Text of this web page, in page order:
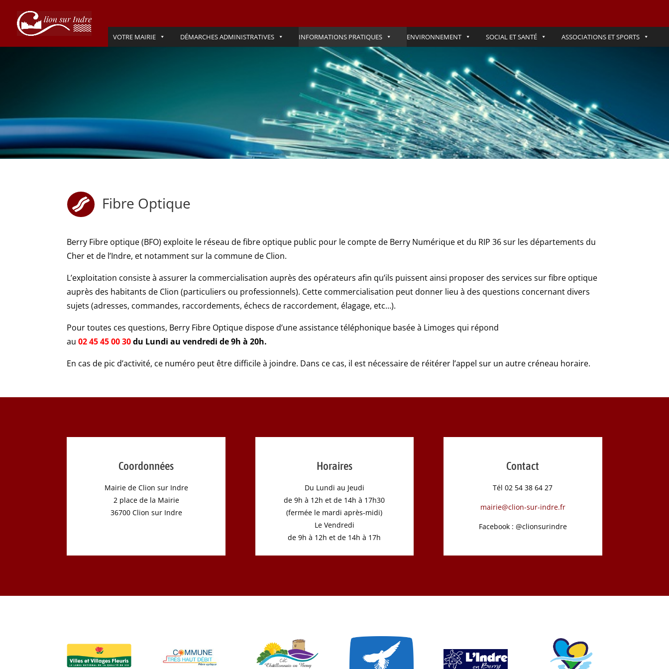
VOTRE MAIRIE DÉMARCHES ADMINISTRATIVES INFORMATIONS PRATIQUES ENVIRONNEMENT SOCIAL ET SANTÉ ASSOCIATIONS ET SPORTS
 Fibre Optique
Berry Fibre optique (BFO) exploite le réseau de fibre optique public pour le compte de Berry Numérique et du RIP 36 sur les départements du
Cher et de l’Indre, et notamment sur la commune de Clion.
L’exploitation consiste à assurer la commercialisation auprès des opérateurs afin qu’ils puissent ainsi proposer des services sur fibre optique
auprès des habitants de Clion (particuliers ou professionnels). Cette commercialisation peut donner lieu à des questions concernant divers
sujets (adresses, commandes, raccordements, échecs de raccordement, élagage, etc…).
Pour toutes ces questions, Berry Fibre Optique dispose d’une assistance téléphonique basée à Limoges qui répond
au02 45 45 00 30 du Lundi au vendredi de 9h à 20h.
En cas de pic d’activité, ce numéro peut être difficile à joindre. Dans ce cas, il est nécessaire de réitérer l’appel sur un autre créneau horaire.
Coordonnées
Mairie de Clion sur Indre
2 place de la Mairie
36700 Clion sur Indre
Horaires
Du Lundi au Jeudi
de 9h à 12h et de 14h à 17h30
(fermée le mardi après-midi)
Le Vendredi
de 9h à 12h et de 14h à 17h
Contact
Tél 02 54 38 64 27
mairie@clion-sur-indre.fr
Facebook : @clionsurindre